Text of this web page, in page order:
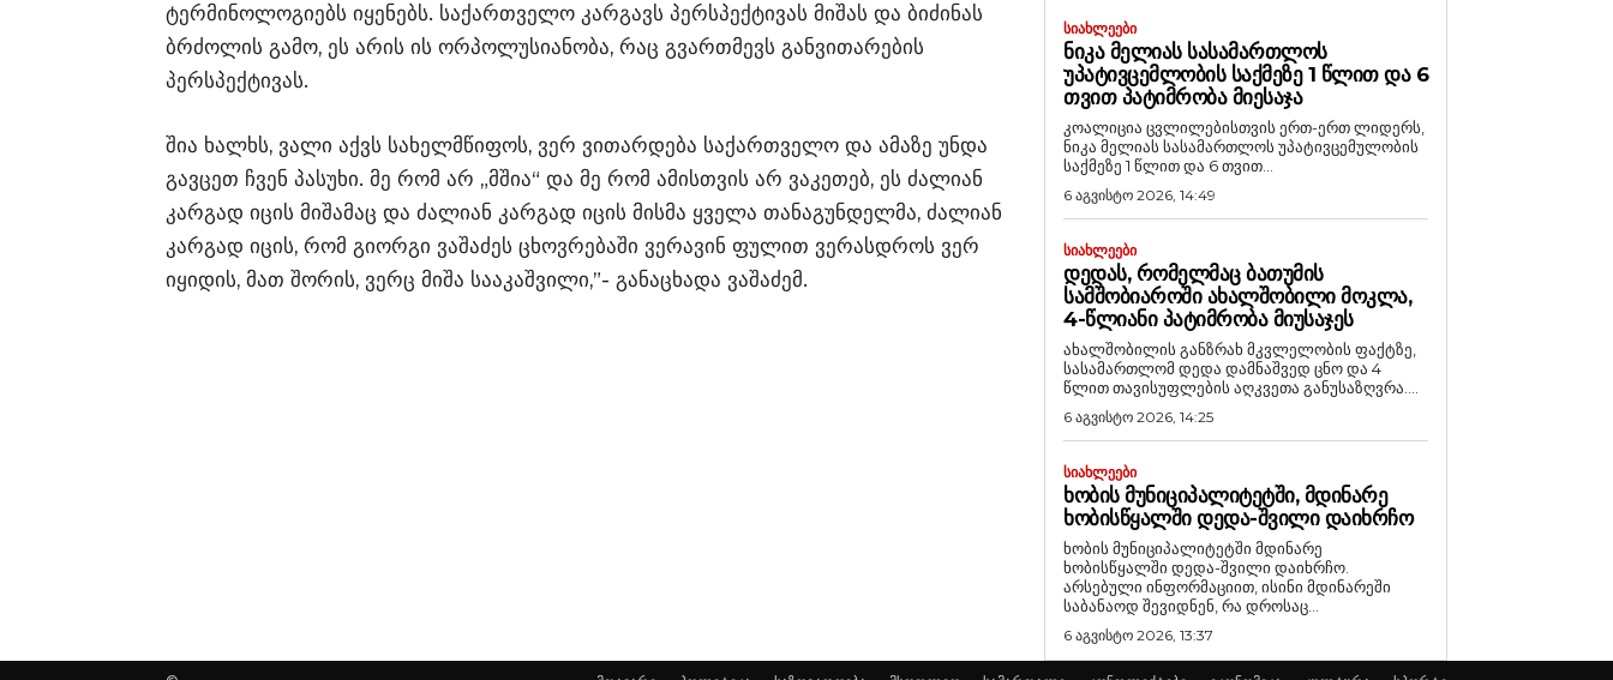
ტერმინოლოგიებს იყენებს. საქართველო კარგავს პერსპექტივას მიშას და ბიძინას
ბრძოლის გამო, ეს არის ის ორპოლუსიანობა, რაც გვართმევს განვითარების
პერსპექტივას.
შია ხალხს, ვალი აქვს სახელმწიფოს, ვერ ვითარდება საქართველო და ამაზე უნდა
გავცეთ ჩვენ პასუხი. მე რომ არ „მშია“ და მე რომ ამისთვის არ ვაკეთებ, ეს ძალიან
კარგად იცის მიშამაც და ძალიან კარგად იცის მისმა ყველა თანაგუნდელმა, ძალიან
კარგად იცის, რომ გიორგი ვაშაძეს ცხოვრებაში ვერავინ ფულით ვერასდროს ვერ
იყიდის, მათ შორის, ვერც მიშა სააკაშვილი,”- განაცხადა ვაშაძემ.
ᲡᲘᲐᲮᲚᲔᲔᲑᲘ
ᲜᲘᲙᲐ ᲛᲔᲚᲘᲐᲡ ᲡᲐᲡᲐᲛᲐᲠᲗᲚᲝᲡ
ᲣᲞᲐᲢᲘᲕᲪᲔᲛᲚᲝᲑᲘᲡ ᲡᲐᲥᲛᲔᲖᲔ 1 ᲬᲚᲘᲗ ᲓᲐ 6
ᲗᲕᲘᲗ ᲞᲐᲢᲘᲛᲠᲝᲑᲐ ᲛᲘᲔᲡᲐᲯᲐ
კოალიცია ცვლილებისთვის ერთ-ერთ ლიდერს,
ნიკა მელიას სასამართლოს უპატივცემულობის
საქმეზე 1 წლით და 6 თვით...
6 აგვისტო 2026, 14:49
ᲡᲘᲐᲮᲚᲔᲔᲑᲘ
ᲓᲔᲓᲐᲡ, ᲠᲝᲛᲔᲚᲛᲐᲪ ᲑᲐᲗᲣᲛᲘᲡ
ᲡᲐᲛᲨᲝᲑᲘᲐᲠᲝᲨᲘ ᲐᲮᲐᲚᲨᲝᲑᲘᲚᲘ ᲛᲝᲙᲚᲐ,
4-ᲬᲚᲘᲐᲜᲘ ᲞᲐᲢᲘᲛᲠᲝᲑᲐ ᲛᲘᲣᲡᲐᲯᲔᲡ
ახალშობილის განზრახ მკვლელობის ფაქტზე,
სასამართლომ დედა დამნაშვედ ცნო და 4
წლით თავისუფლების აღკვეთა განუსაზღვრა....
6 აგვისტო 2026, 14:25
ᲡᲘᲐᲮᲚᲔᲔᲑᲘ
ᲮᲝᲑᲘᲡ ᲛᲣᲜᲘᲪᲘᲞᲐᲚᲘᲢᲔᲢᲨᲘ, ᲛᲓᲘᲜᲐᲠᲔ
ᲮᲝᲑᲘᲡᲬᲧᲐᲚᲨᲘ ᲓᲔᲓᲐ-ᲨᲕᲘᲚᲘ ᲓᲐᲘᲮᲠᲩᲝ
ხობის მუნიციპალიტეტში მდინარე
ხობისწყალში დედა-შვილი დაიხრჩო.
არსებული ინფორმაციით, ისინი მდინარეში
საბანაოდ შევიდნენ, რა დროსაც...
6 აგვისტო 2026, 13:37